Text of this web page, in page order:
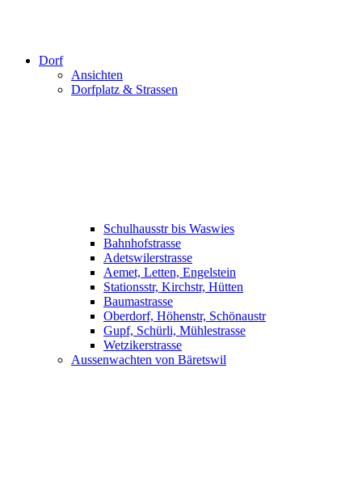
Dorf
Ansichten
Dorfplatz & Strassen
Schulhausstr bis Waswies
Bahnhofstrasse
Adetswilerstrasse
Aemet, Letten, Engelstein
Stationsstr, Kirchstr, Hütten
Baumastrasse
Oberdorf, Höhenstr, Schönaustr
Gupf, Schürli, Mühlestrasse
Wetzikerstrasse
Aussenwachten von Bäretswil